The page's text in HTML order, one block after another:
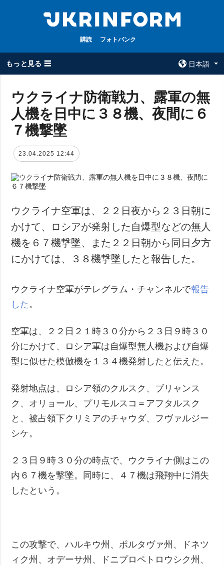
購読 フォトバンク
もっと見る ☰
日本語
全てのトピック
戦争
政治
経済・復興
防衛
社会・文化
スポーツ
犯罪
事故・緊急事態
ウクルインフォ
ルム
特集
インタビュー
動画
購読
ウクライナ防衛戦力、露軍の無
人機を日中に３８機、夜間に６
７機撃墜
23.04.2025 12:44
ウクライナ空軍は、２２日夜から２３日朝に
かけて、ロシアが発射した自爆型などの無人
機を６７機撃墜、また２２日朝から同日夕方
にかけては、３８機撃墜したと報告した。
ウクライナ空軍がテレグラム・チャンネルで報告
した 。
空軍は、２２日２１時３０分から２３日９時３０
分にかけて、ロシア軍は自爆型無人機および自爆
型に似せた模倣機を１３４機発射したと伝えた。
発射地点は、ロシア領のクルスク、ブリャンス
ク、オリョール、プリモルスコ＝アフタルスク
と、被占領下クリミアのチャウダ、フヴァルジー
シケ。
２３日９時３０分の時点で、ウクライナ側はこの
内６７機を撃墜。同時に、４７機は飛翔中に消失
したという。
この攻撃で、ハルキウ州、ポルタヴァ州、ドネツ
ィク州、オデーサ州、ドニプロペトロウシク州、